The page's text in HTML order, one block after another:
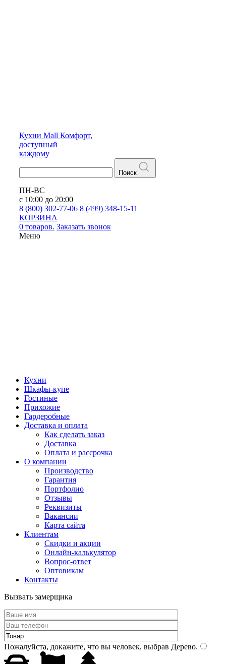
Кухни Mall Комфорт,
доступный
каждому
Поиск
ПН-ВС
с 10:00 до 20:00
8 (800) 302-77-06 8 (499) 348-15-11
КОРЗИНА
0 товаров. Заказать звонок
Меню
Кухни
Шкафы-купе
Гостиные
Прихожие
Гардеробные
Доставка и оплата
Как сделать заказ
Доставка
Оплата и рассрочка
О компании
Производство
Гарантия
Портфолио
Отзывы
Реквизиты
Вакансии
Карта сайта
Клиентам
Скидки и акции
Онлайн-калькулятор
Вопрос-ответ
Оптовикам
Контакты
Вызвать замерщика
Пожалуйста, докажите, что вы человек, выбрав Дерево.